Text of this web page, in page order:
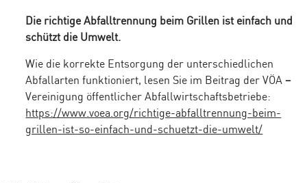
Die richtige Abfalltrennung beim Grillen ist einfach und
schützt die Umwelt.
Wie die korrekte Entsorgung der unterschiedlichen
Abfallarten funktioniert, lesen Sie im Beitrag der VÖA–
Vereinigung öffentlicher Abfallwirtschaftsbetriebe:
https://www.voea.org/richtige-abfalltrennung-beim-
grillen-ist-so-einfach-und-schuetzt-die-umwelt/